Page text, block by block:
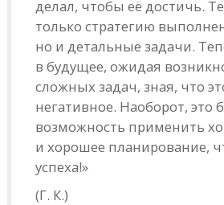
делал, чтобы её достичь.
только стратегию
но и детальные задачи.
в будущее, ожидая
сложных задач, зная, что
негативное. Наоборот, это
возможность применить
и хорошее планирование,
успеха!»
(Г. К.)